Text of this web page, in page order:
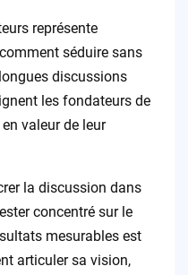
représente
séduire sans
discussions
les fondateurs de
valeur de leur
la discussion dans
concentré sur le
mesurables est
articuler sa vision,